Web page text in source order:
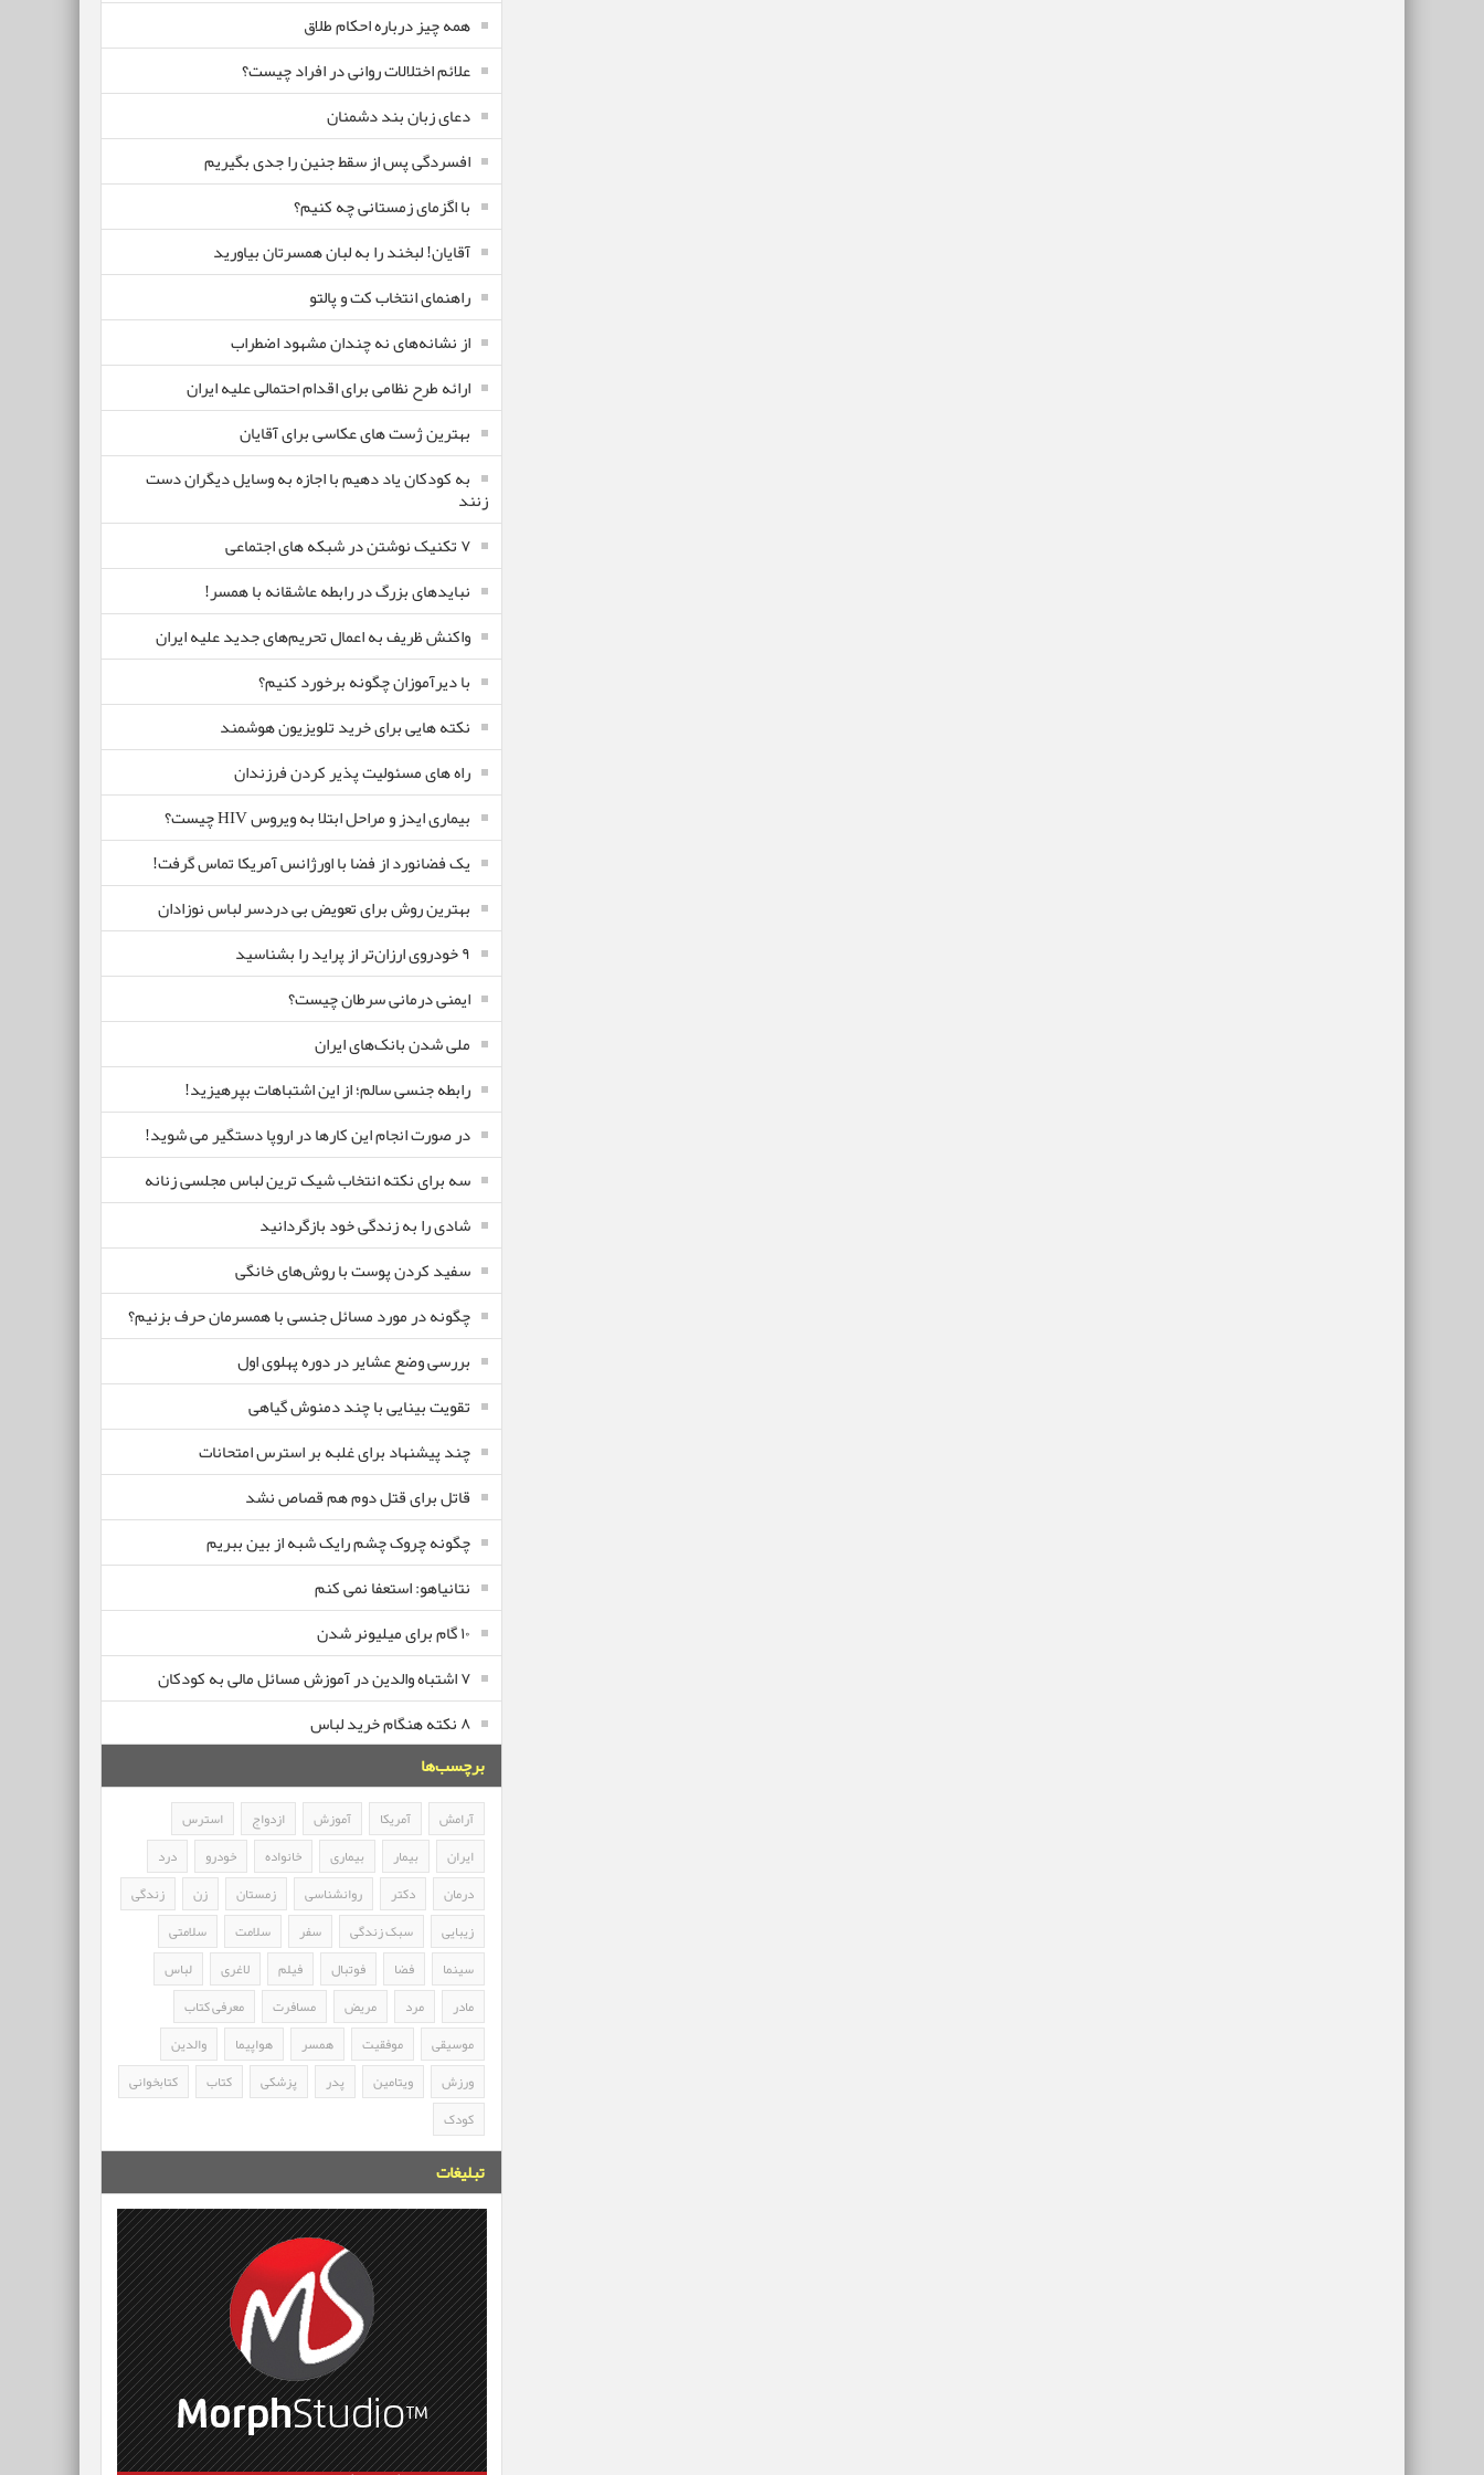
همه چیز درباره احکام طلاق
علائم اختلالات روانی در افراد چیست؟
دعای زبان بند دشمنان
افسردگی پس از سقط جنین را جدی بگیریم
با اگزمای زمستانی چه کنیم؟
آقایان! لبخند را به لبان همسرتان بیاورید
راهنمای انتخاب کت و پالتو
از نشانه‌های نه چندان مشهود اضطراب
ارائه طرح نظامی برای اقدام احتمالی علیه ایران
بهترین ژست های عکاسی برای آقایان
به کودکان یاد دهیم با اجازه به وسایل دیگران دست
زنند
۷ تکنیک نوشتن در شبکه های اجتماعی
نبایدهای بزرگ در رابطه عاشقانه با همسر!
واکنش ظریف به اعمال تحریم‌های جدید علیه ایران
با دیرآموزان چگونه برخورد کنیم؟
نکته هایی برای خرید تلویزیون هوشمند
راه های مسئولیت پذیر کردن فرزندان
بیماری ایدز و مراحل ابتلا به ویروس HIV چیست؟
یک فضانورد از فضا با اورژانس آمریکا تماس گرفت!
بهترین روش برای تعویض بی دردسر لباس نوزادان
٩ خودروی ارزان‌تر از پراید را بشناسید
ایمنی درمانی سرطان چیست؟
ملی شدن بانک‌های ایران
رابطه جنسی سالم؛ از این اشتباهات بپرهیزید!
در صورت انجام این کارها در اروپا دستگیر می شوید!
سه برای نکته انتخاب شیک ترین لباس مجلسی زنانه
شادی را به زندگی خود بازگردانید
سفید کردن پوست با روش‌های خانگی
چگونه در مورد مسائل جنسی با همسرمان حرف بزنیم؟
بررسی وضع عشایر در دوره پهلوی اول
تقویت بینایی با چند دمنوش گیاهی
چند پیشنهاد برای غلبه بر استرس امتحانات
قاتل برای قتل دوم هم قصاص نشد
چگونه چروک چشم رایک شبه از بین ببریم
نتانیاهو: استعفا نمی کنم
۱۰ گام برای میلیونر شدن
۷ اشتباه والدین در آموزش مسائل مالی به کودکان
۸ نکته هنگام خرید لباس
برچسب‌ها
آرامش آمریکا آموزش ازدواج
استرس
ایران
بیمار بیماری خانواده خودرو
درد
درمان
دکتر روانشناسی زمستان زن
زندگی
زیبایی
سبک زندگی سفر سلامت
سلامتی
سینما
فضا فوتبال فیلم لاغری
لباس
مادر
مرد مریض مسافرت
معرفی کتاب
موسیقی
موفقیت همسر هواپیما
والدین
ورزش
ویتامین پدر پزشکی کتاب
کتابخوانی
کودک
تبلیغات